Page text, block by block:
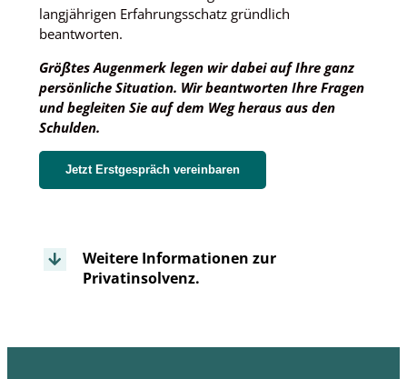
langjährigen Erfahrungsschatz gründlich
beantworten.
Größtes Augenmerk legen wir dabei auf Ihre ganz
persönliche Situation. Wir beantworten Ihre Fragen
und begleiten Sie auf dem Weg heraus aus den
Schulden.
Jetzt Erstgespräch vereinbaren
Weitere Informationen zur
Privatinsolvenz.
Funktionalität
und die
Struktur der
Website
verbessern
können,
basierend
auf der
Nutzung der
Website.
Damit
unsere